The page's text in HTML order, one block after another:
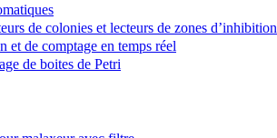
de colonies et lecteurs de zones d’inhibition
et de comptage en temps réel
de boites de Petri